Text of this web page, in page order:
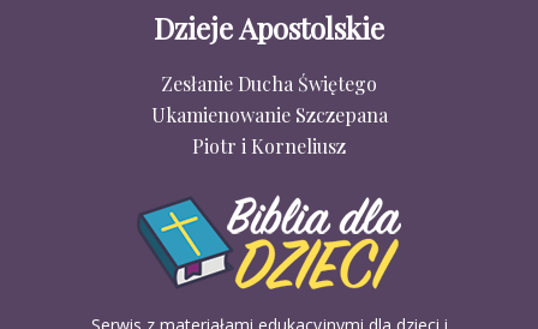
Dzieje Apostolskie
Zesłanie Ducha Świętego
Ukamienowanie Szczepana
Piotr i Korneliusz
Serwis z materiałami edukacyjnymi dla dzieci i